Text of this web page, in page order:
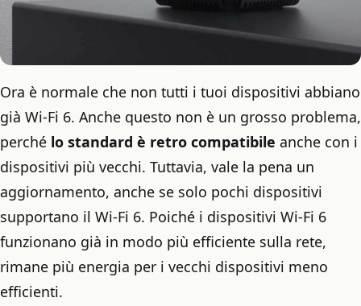
Ora è normale che non tutti i tuoi dispositivi abbiano
già Wi-Fi 6. Anche questo non è un grosso problema,
perché lo standard è retro compatibile anche con i
dispositivi più vecchi. Tuttavia, vale la pena un
aggiornamento, anche se solo pochi dispositivi
supportano il Wi-Fi 6. Poiché i dispositivi Wi-Fi 6
funzionano già in modo più efficiente sulla rete,
rimane più energia per i vecchi dispositivi meno
efficienti.